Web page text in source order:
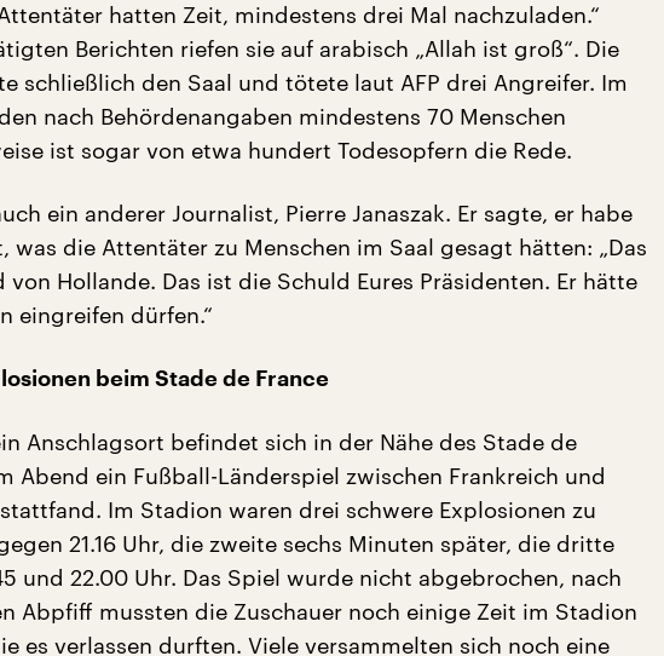
hatten Zeit, mindestens drei Mal nachzuladen.“
Berichten riefen sie auf arabisch „Allah ist groß“. Die
schließlich den Saal und tötete laut AFP drei Angreifer. Im
nach Behördenangaben mindestens 70 Menschen
ist sogar von etwa hundert Todesopfern die Rede.
ein anderer Journalist, Pierre Janaszak. Er sagte, er habe
was die Attentäter zu Menschen im Saal gesagt hätten: „Das
von Hollande. Das ist die Schuld Eures Präsidenten. Er hätte
eingreifen dürfen.“
beim Stade de France
Anschlagsort befindet sich in der Nähe des Stade de
Abend ein Fußball-Länderspiel zwischen Frankreich und
Im Stadion waren drei schwere Explosionen zu
21.16 Uhr, die zweite sechs Minuten später, die dritte
und 22.00 Uhr. Das Spiel wurde nicht abgebrochen, nach
Abpfiff mussten die Zuschauer noch einige Zeit im Stadion
es verlassen durften. Viele versammelten sich noch eine